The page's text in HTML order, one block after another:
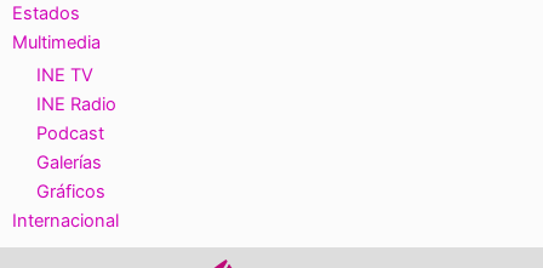
Estados
Multimedia
INE TV
INE Radio
Podcast
Galerías
Gráficos
Internacional